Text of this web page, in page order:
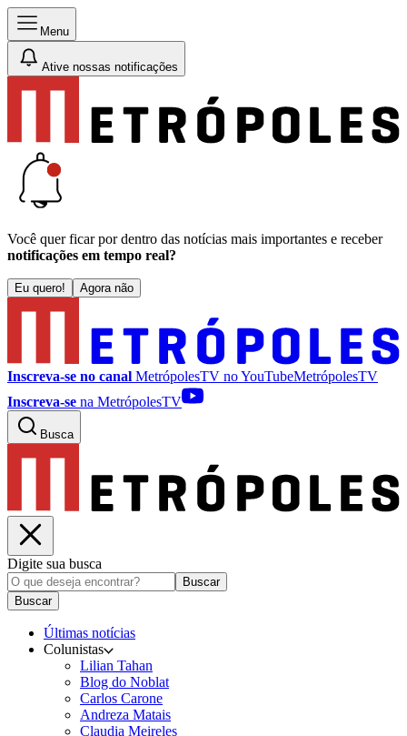
Menu
Ative nossas notificações
Você quer ficar por dentro das notícias mais importantes e receber
notificações em tempo real?
Eu quero! Agora não
Inscreva-se no canal MetrópolesTV noYouTubeMetrópolesTV
Inscreva-se na MetrópolesTV
Busca
Digite sua busca
Buscar
Buscar
Últimas notícias
Colunistas
Lilian Tahan
Blog do Noblat
Carlos Carone
Andreza Matais
Claudia Meireles